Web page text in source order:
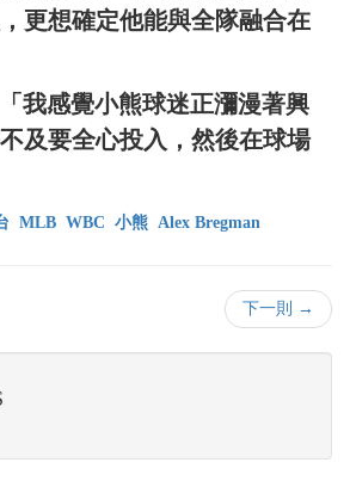
更想確定他能與全隊融合在
我感覺小熊球迷正瀰漫著興
及要全心投入，然後在球場
MLB WBC 小熊 Alex Bregman
下一則 →